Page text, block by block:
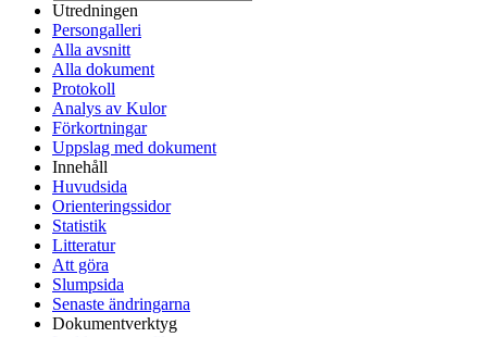
Utredningen
Persongalleri
Alla avsnitt
Alla dokument
Protokoll
Analys av Kulor
Förkortningar
Uppslag med dokument
Innehåll
Huvudsida
Orienteringssidor
Statistik
Litteratur
Att göra
Slumpsida
Senaste ändringarna
Dokumentverktyg